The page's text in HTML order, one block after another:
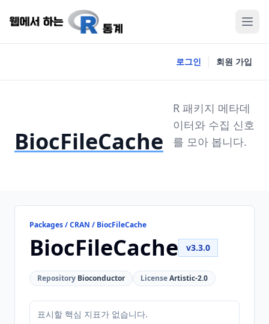
로그인 회원 가입
BiocFileCache
R 패키지 메타데
이터와 수집 신호
를 모아 봅니다.
Packages / CRAN / BiocFileCache
BiocFileCache v3.3.0
Repository Bioconductor LicenseArtistic-2.0
표시할 핵심 지표가 없습니다.